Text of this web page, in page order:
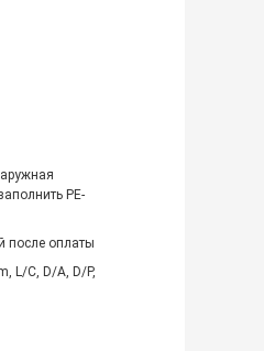
PE-
после оплаты
L/C, D/A, D/P,